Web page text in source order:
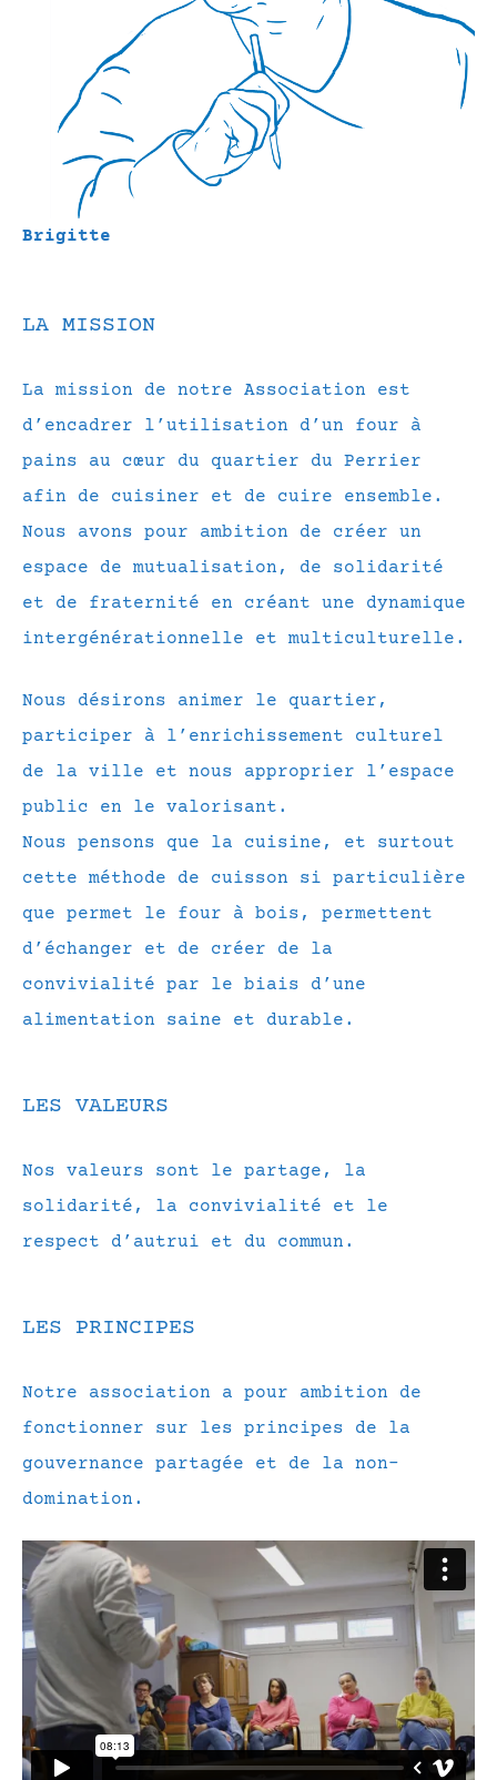
Brigitte
LA MISSION
La mission de notre Association est
d’encadrer l’utilisation d’un four à
pains au cœur du quartier du Perrier
afin de cuisiner et de cuire ensemble.
Nous avons pour ambition de créer un
espace de mutualisation, de solidarité
et de fraternité en créant une dynamique
intergénérationnelle et multiculturelle.
Nous désirons animer le quartier,
participer à l’enrichissement culturel
de la ville et nous approprier l’espace
public en le valorisant.
Nous pensons que la cuisine, et surtout
cette méthode de cuisson si particulière
que permet le four à bois, permettent
d’échanger et de créer de la
convivialité par le biais d’une
alimentation saine et durable.
LES VALEURS
Nos valeurs sont le partage, la
solidarité, la convivialité et le
respect d’autrui et du commun.
LES PRINCIPES
Notre association a pour ambition de
fonctionner sur les principes de la
gouvernance partagée et de la non-
domination.